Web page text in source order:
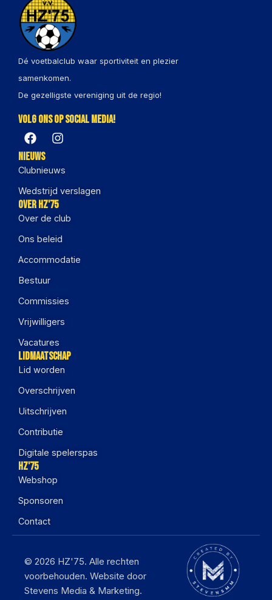
Dé voetbalclub waar sportiviteit en plezier
samenkomen.
De gezelligste vereniging uit de regio!
Volg ons op social media!
Nieuws
Clubnieuws
Wedstrijd verslagen
Over HZ'75
Over de club
Ons beleid
Accommodatie
Bestuur
Commissies
Vrijwilligers
Vacatures
Lidmaatschap
Lid worden
Overschrijven
Uitschrijven
Contributie
Digitale spelerspas
HZ'75
Webshop
Sponsoren
Contact
© 2026 HZ'75. Alle rechten
voorbehouden. Website door
Stevens Media & Marketing.